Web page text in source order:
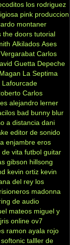
los rodriguez
pink produccion
montaner
the doors tutorial
Alkilados Ases
Carlos
Guetta Depeche
La Septima
Lafourcade
Carlos
alejandro lerner
bad bunny blur
a distancia dani
editor de sonido
enjambre eros
de vita futbol guitar
gibson hillsong
kevin ortiz kevin
del rey los
madonna
de audio
mateos miguel y
online ov7
ramon ayala rojo
softonic talller de